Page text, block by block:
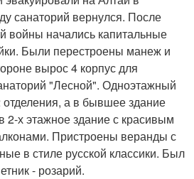
санаторий вернулся. После
войны начались капитальные
Были перестроены манеж и
вырос 4 корпус для
"Лесной". Одноэтажный
отделения, а в бывшее здание
2-х этажное здание с красивым
Пристроены веранды с
в стиле русской классики. Был
- розарий.